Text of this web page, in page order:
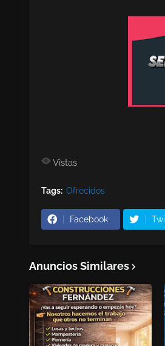
Vistas
Tags: Ofrecidos
Facebook
Anuncios Similares